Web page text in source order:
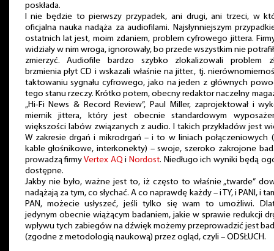
poskłada.
I nie będzie to pierwszy przypadek, ani drugi, ani trzeci, w
oficjalna nauka nadąża za audiofilami. Najsłynniejszym
ostatnich lat jest, moim zdaniem, problem cyfrowego jittera.
widziały w nim wroga, ignorowały, bo przede wszystkim nie
zmierzyć. Audiofile bardzo szybko zlokalizowali problem
brzmienia płyt CD i wskazali właśnie na jitter., tj.
taktowaniu sygnału cyfrowego, jako na jeden z głównych
tego stanu rzeczy. Krótko potem, obecny redaktor naczelny
„Hi-Fi News & Record Review”, Paul Miller, zaprojektował i
miernik jittera, który jest obecnie standardowym
większości labów związanych z audio. I takich przykładów jest
W zakresie drgań i mikrodrgań – i to w liniach połączeniowych
kable głośnikowe, interkonekty) – swoje, szeroko zakrojone
prowadzą firmy Vertex AQ i Nordost. Niedługo ich wyniki będą
dostępne.
Jakby nie było, ważne jest to, iż często to właśnie „twarde”
nadążają za tym, co słychać. A co naprawdę każdy – i TY, i PANI, i
PAN, możecie usłyszeć, jeśli tylko się wam to umożliwi.
jedynym obecnie wiążącym badaniem, jakie w sprawie redukcji
wpływu tych zabiegów na dźwięk możemy przeprowadzić jest
(zgodne z metodologią naukową) przez ogląd, czyli – ODSŁUCH.